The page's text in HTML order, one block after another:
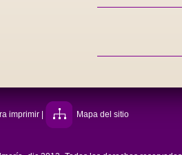
imprimir Mapa del sitio